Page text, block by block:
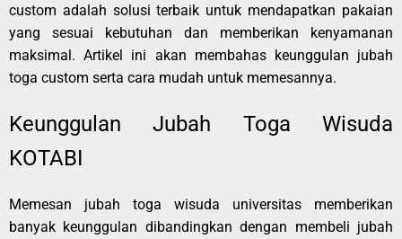
custom adalah solusi terbaik untuk mendapatkan pakaian
yang sesuai kebutuhan dan memberikan kenyamanan
maksimal. Artikel ini akan membahas keunggulan jubah
toga custom serta cara mudah untuk memesannya.
Keunggulan Jubah Toga Wisuda
KOTABI
Memesan jubah toga wisuda universitas memberikan
banyak keunggulan dibandingkan dengan membeli jubah